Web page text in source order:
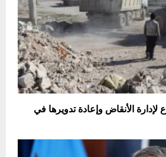
الأنقاض وإعادة تدويرها في